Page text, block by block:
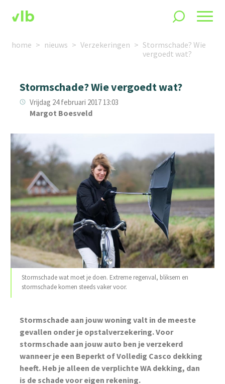
home nieuws Verzekeringen
Stormschade? Wie
vergoedt wat?
Stormschade? Wie vergoedt wat?
Vrijdag 24 februari 2017 13:03
Margot Boesveld
Stormschade wat moet je doen. Extreme regenval, bliksem en
stormschade komen steeds vaker voor.
Stormschade aan jouw woning valt in de meeste
gevallen onder je opstalverzekering. Voor
stormschade aan jouw auto ben je verzekerd
wanneer je een Beperkt of Volledig Casco dekking
heeft. Heb je alleen de verplichte WA dekking, dan
is de schade voor eigen rekening.